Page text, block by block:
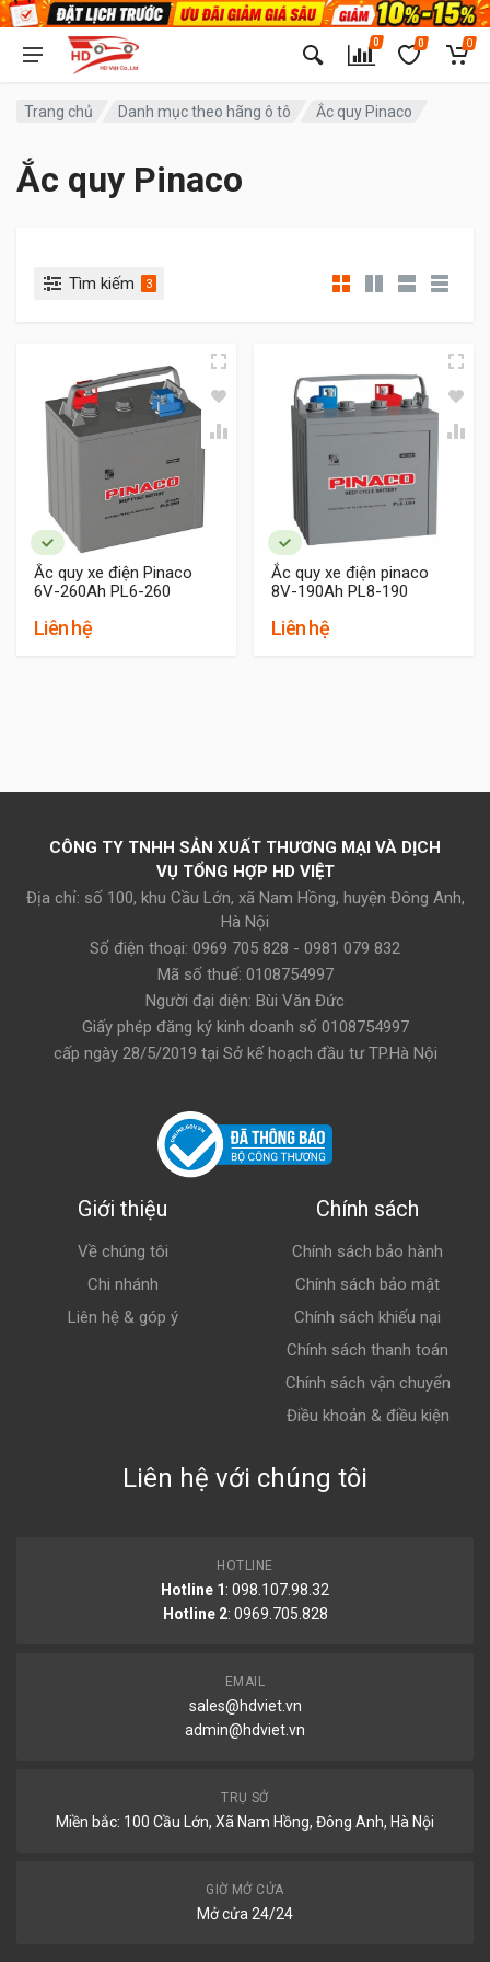
0 0 0
Trang chủ Danh mục theo hãng ô tô Ắc quy Pinaco
Ắc quy Pinaco
Tìm kiếm 3
Ắc quy xe điện Pinaco
6V-260Ah PL6-260
Liên hệ
Ắc quy xe điện pinaco
8V-190Ah PL8-190
Liên hệ
CÔNG TY TNHH SẢN XUẤT THƯƠNG MẠI VÀ DỊCH
VỤ TỔNG HỢP HD VIỆT
Địa chỉ: số 100, khu Cầu Lớn, xã Nam Hồng, huyện Đông Anh,
Hà Nội
Số điện thoại: 0969 705 828 - 0981 079 832
Mã số thuế: 0108754997
Người đại diện: Bùi Văn Đức
Giấy phép đăng ký kinh doanh số 0108754997
cấp ngày 28/5/2019 tại Sở kế hoạch đầu tư TP.Hà Nội
Giới thiệu
Về chúng tôi
Chi nhánh
Liên hệ & góp ý
Chính sách
Chính sách bảo hành
Chính sách bảo mật
Chính sách khiếu nại
Chính sách thanh toán
Chính sách vận chuyển
Điều khoản & điều kiện
Liên hệ với chúng tôi
HOTLINE
Hotline 1 : 098.107.98.32
Hotline 2: 0969.705.828
EMAIL
sales@hdviet.vn
admin@hdviet.vn
TRỤ SỞ
Miền bắc: 100 Cầu Lớn, Xã Nam Hồng, Đông Anh, Hà Nội
GIỜ MỞ CỬA
Mở cửa 24/24